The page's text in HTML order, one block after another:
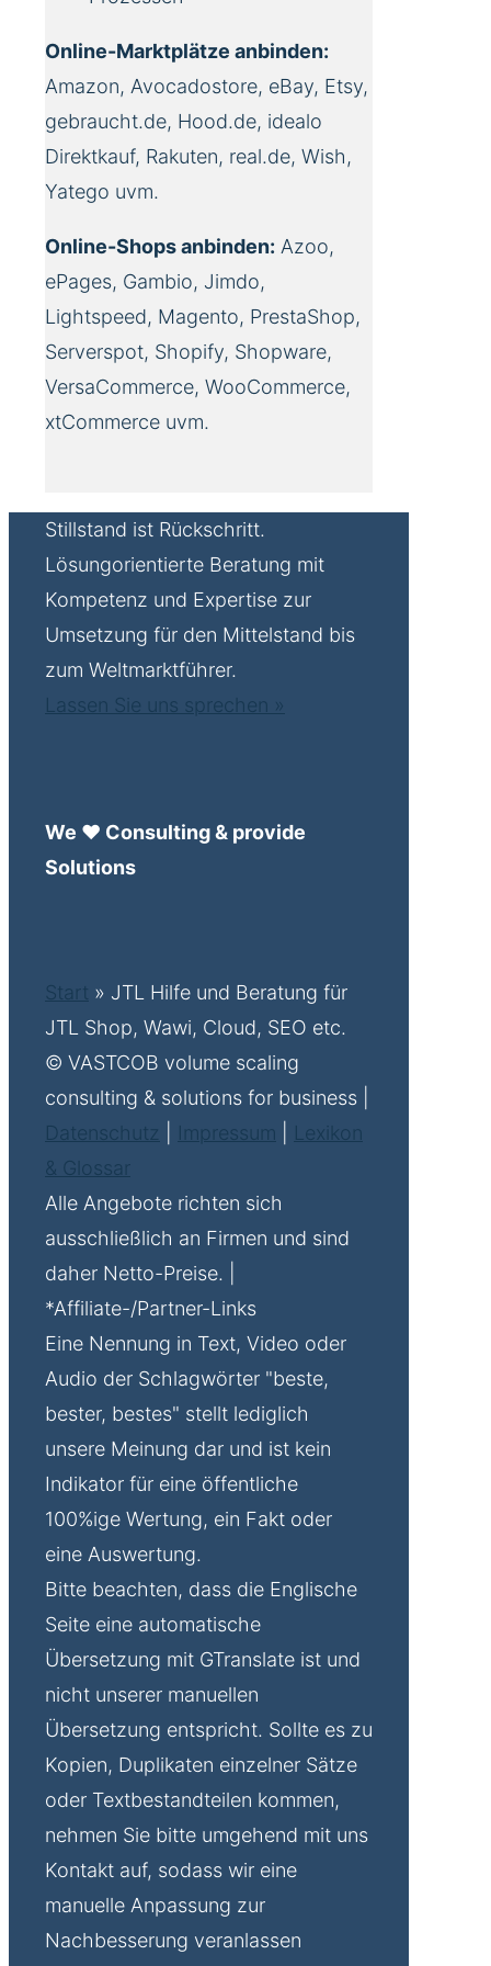
Online-Marktplätze anbinden:
Amazon, Avocadostore, eBay, Etsy,
gebraucht.de, Hood.de, idealo
Direktkauf, Rakuten, real.de, Wish,
Yatego uvm.
Online-Shops anbinden: Azoo,
ePages, Gambio, Jimdo,
Lightspeed, Magento, PrestaShop,
Serverspot, Shopify, Shopware,
VersaCommerce, WooCommerce,
xtCommerce uvm.
Stillstand ist Rückschritt.
Lösungorientierte Beratung mit
Kompetenz und Expertise zur
Umsetzung für den Mittelstand bis
zum Weltmarktführer.
Lassen Sie uns sprechen »
We ♥ Consulting & provide
Solutions
Start » JTL Hilfe und Beratung für
JTL Shop, Wawi, Cloud, SEO etc.
© VASTCOB volume scaling
consulting & solutions for business |
Datenschutz
Impressum
Lexikon
& Glossar
Alle Angebote richten sich
ausschließlich an Firmen und sind
daher Netto-Preise. |
*Affiliate-/Partner-Links
Eine Nennung in Text, Video oder
Audio der Schlagwörter "beste,
bester, bestes" stellt lediglich
unsere Meinung dar und ist kein
Indikator für eine öffentliche
100%ige Wertung, ein Fakt oder
eine Auswertung.
Bitte beachten, dass die Englische
Seite eine automatische
Übersetzung mit GTranslate ist und
nicht unserer manuellen
Übersetzung entspricht. Sollte es zu
Kopien, Duplikaten einzelner Sätze
oder Textbestandteilen kommen,
nehmen Sie bitte umgehend mit uns
Kontakt auf, sodass wir eine
manuelle Anpassung zur
Nachbesserung veranlassen